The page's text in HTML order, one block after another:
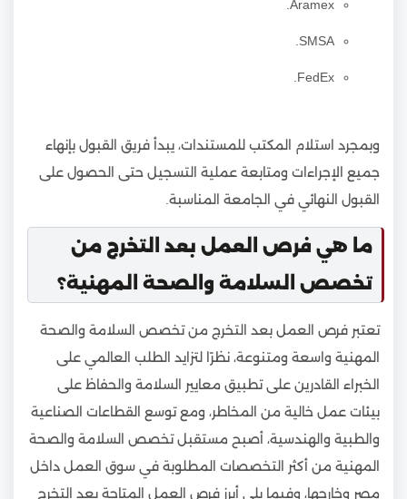
Aramex.
SMSA.
FedEx.
وبمجرد استلام المكتب للمستندات، يبدأ فريق القبول بإنهاء
جميع الإجراءات ومتابعة عملية التسجيل حتى الحصول على
القبول النهائي في الجامعة المناسبة.
ما هي فرص العمل بعد التخرج من
تخصص السلامة والصحة المهنية؟
تعتبر فرص العمل بعد التخرج من تخصص السلامة والصحة
المهنية واسعة ومتنوعة، نظرًا لتزايد الطلب العالمي على
الخبراء القادرين على تطبيق معايير السلامة والحفاظ على
بيئات عمل خالية من المخاطر، ومع توسع القطاعات الصناعية
والطبية والهندسية، أصبح مستقبل تخصص السلامة والصحة
المهنية من أكثر التخصصات المطلوبة في سوق العمل داخل
مصر وخارجها، وفيما يلي أبرز فرص العمل المتاحة بعد التخرج